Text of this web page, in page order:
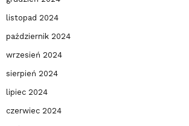
listopad 2024
październik 2024
wrzesień 2024
sierpień 2024
lipiec 2024
czerwiec 2024